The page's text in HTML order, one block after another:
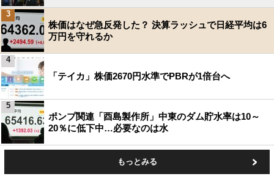
株価はなぜ急反発した？ 決算ラッシュで日経平均は6
万円を守れるか
3
「テイカ」株価2670円水準でPBRが1倍台へ
4
ポンプ関連「酉島製作所」中東のダム貯水率は10～
20％に低下中…必要なのは水
5
もっとみる